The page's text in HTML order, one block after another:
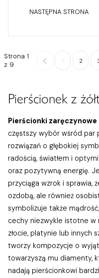
NASTĘPNA STRONA
Strona 1
z 9
1 2
Pierścionek z
Pierścionki zaręczynowe
częstszy wybór wśród par
rozwiązań o głębokiej
radością, światłem i
oraz pozytywną energię.
przyciąga wzrok i sprawia,
ozdobą, ale również
symbolizuje także
cechy niezwykle istotne w
złocie, platynie lub innych
tworzy kompozycje o
towarzyszą mu diamenty,
nadają pierścionkowi